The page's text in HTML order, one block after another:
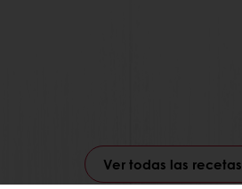
Ver todas las recetas